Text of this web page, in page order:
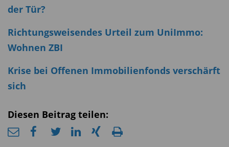
der Tür?
Richtungsweisendes Urteil zum UniImmo:
Wohnen ZBI
Krise bei Offenen Immobilienfonds verschärft
sich
Diesen Beitrag teilen: